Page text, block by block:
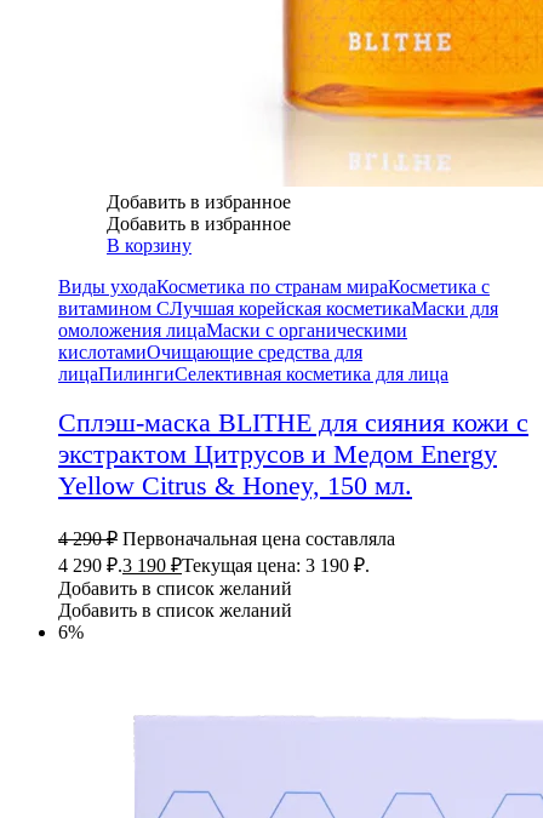
Добавить в избранное
Добавить в избранное
В корзину
Виды уходаКосметика по странам мираКосметика с
витамином СЛучшая корейская косметикаМаски для
омоложения лицаМаски с органическими
кислотамиОчищающие средства для
лицаПилингиСелективная косметика для лица
Сплэш-маска BLITHE для сияния кожи с
экстрактом Цитрусов и Медом Energy
Yellow Citrus & Honey, 150 мл.
4 290₽ Первоначальная цена составляла
4 290 ₽.3 190 ₽Текущая цена: 3 190 ₽.
Добавить в список желаний
Добавить в список желаний
6%